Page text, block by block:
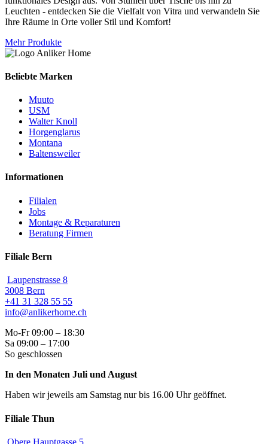
Leuchten - entdecken Sie die Vielfalt von Vitra und verwandeln Sie
Ihre Räume in Orte voller Stil und Komfort!
Mehr Produkte
Beliebte Marken
Muuto
USM
Walter Knoll
Horgenglarus
Montana
Baltensweiler
Informationen
Filialen
Jobs
Montage & Reparaturen
Beratung Firmen
Filiale Bern
Laupenstrasse 8
3008 Bern
+41 31 328 55 55
info@anlikerhome.ch
Mo-Fr 09:00 – 18:30
Sa 09:00 – 17:00
So geschlossen
In den Monaten Juli und August
Haben wir jeweils am Samstag nur bis 16.00 Uhr geöffnet.
Filiale Thun
Obere Hauptgasse 5